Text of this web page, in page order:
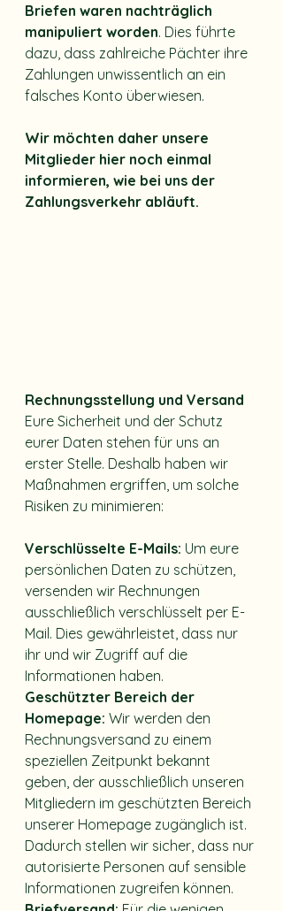
Briefen waren nachträglich
manipuliert worden. Dies führte
dazu, dass zahlreiche Pächter ihre
Zahlungen unwissentlich an ein
falsches Konto überwiesen.
Wir möchten daher unsere
Mitglieder hier noch einmal
informieren, wie bei uns der
Zahlungsverkehr abläuft.
Rechnungsstellung und Versand
Eure Sicherheit und der Schutz
eurer Daten stehen für uns an
erster Stelle. Deshalb haben wir
Maßnahmen ergriffen, um solche
Risiken zu minimieren:
Verschlüsselte E-Mails: Um eure
persönlichen Daten zu schützen,
versenden wir Rechnungen
ausschließlich verschlüsselt per E-
Mail. Dies gewährleistet, dass nur
ihr und wir Zugriff auf die
Informationen haben.
Geschützter Bereich der
Homepage: Wir werden den
Rechnungsversand zu einem
speziellen Zeitpunkt bekannt
geben, der ausschließlich unseren
Mitgliedern im geschützten Bereich
unserer Homepage zugänglich ist.
Dadurch stellen wir sicher, dass nur
autorisierte Personen auf sensible
Informationen zugreifen können.